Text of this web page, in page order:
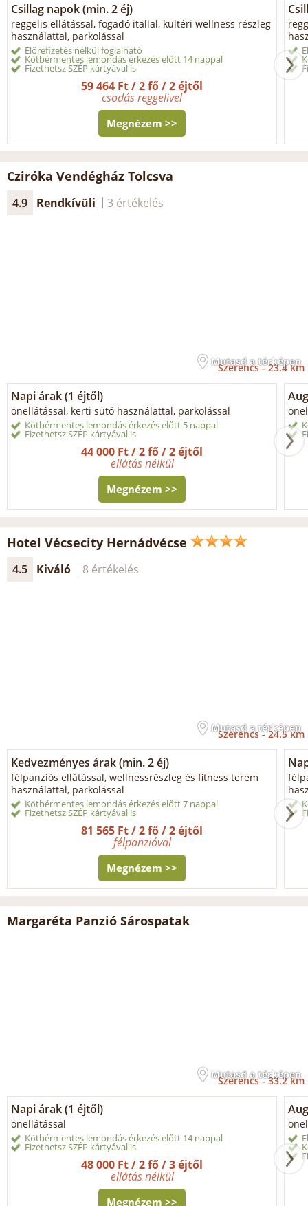
Csillag napok (min. 2 éj)
reggelis ellátással, fogadó itallal, kültéri wellness részleg
használattal, parkolással
Előrefizetés nélkül foglalható
Kötbérmentes lemondás érkezés előtt 14 nappal
Fizethetsz SZÉP kártyával is
59 464 Ft / 2 fő / 2 éjtől
csodás reggelivel
Megnézem >>
Cziróka Vendégház Tolcsva
4.9 Rendkívüli 3 értékelés
Mutasd a térképen
Szerencs -23.4 km
Napi árak (1 éjtől)
önellátással, kerti sütő használattal, parkolással
Kötbérmentes lemondás érkezés előtt 5 nappal
Fizethetsz SZÉP kártyával is
44 000 Ft / 2 fő / 2 éjtől
ellátás nélkül
Megnézem >>
Hotel Vécsecity Hernádvécse
4.5 Kiváló 8 értékelés
Mutasd a térképen
Szerencs -24.5 km
Kedvezményes árak (min. 2 éj)
félpanziós ellátással, wellnessrészleg és fitness terem
használattal, parkolással
Kötbérmentes lemondás érkezés előtt 7 nappal
Fizethetsz SZÉP kártyával is
81 565 Ft / 2 fő / 2 éjtől
félpanzióval
Megnézem >>
Margaréta Panzió Sárospatak
Mutasd a térképen
Szerencs -33.2 km
Napi árak (1 éjtől)
önellátással
Kötbérmentes lemondás érkezés előtt 14 nappal
Fizethetsz SZÉP kártyával is
48 000 Ft / 2 fő / 3 éjtől
ellátás nélkül
Megnézem >>